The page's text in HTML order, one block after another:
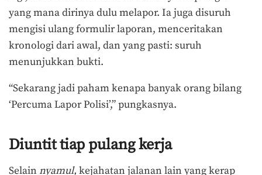
yang mana dirinya dulu melapor. Ia juga disuruh
mengisi ulang formulir laporan, menceritakan
kronologi dari awal, dan yang pasti: suruh
menunjukkan bukti.
“Sekarang jadi paham kenapa banyak orang bilang
‘Percuma Lapor Polisi’,” pungkasnya.
Diuntit tiap pulang kerja
Selain nyamul, kejahatan jalanan lain yang kerap